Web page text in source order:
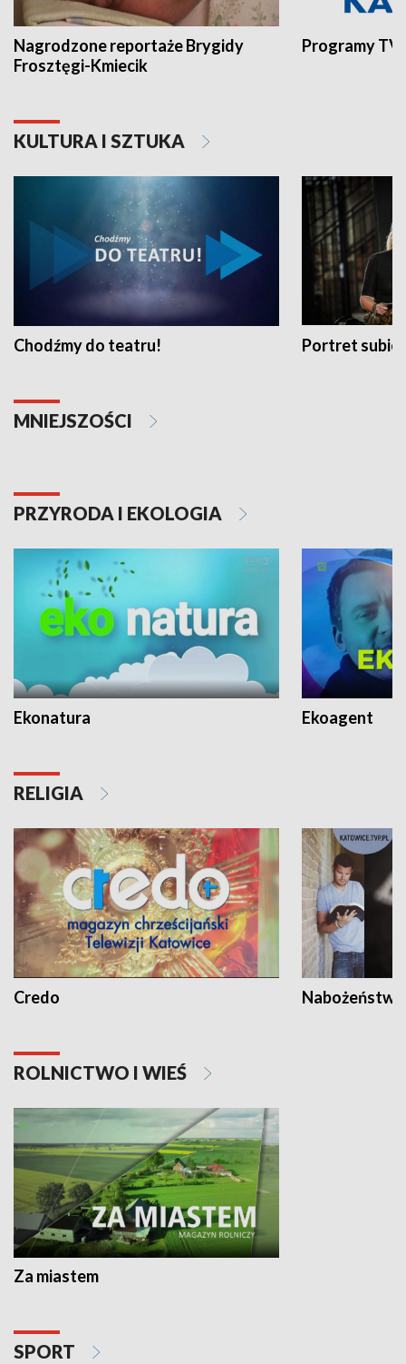
Nagrodzone reportaże Brygidy
Frosztęgi-Kmiecik
Programy
KULTURA I SZTUKA
Chodźmy do teatru! Portret
MNIEJSZOŚCI
PRZYRODA I EKOLOGIA
Ekonatura Ekoagent
RELIGIA
Credo
ROLNICTWO I WIEŚ
Za miastem
SPORT